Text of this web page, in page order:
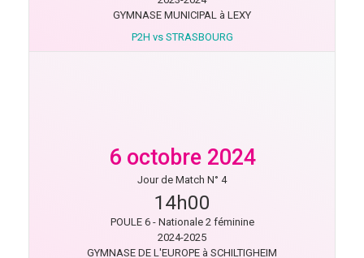
GYMNASE MUNICIPAL à LEXY
P2H vs STRASBOURG
6 octobre 2024
Jour de Match N° 4
14h00
POULE 6 - Nationale 2 féminine
2024-2025
GYMNASE DE L'EUROPE à SCHILTIGHEIM